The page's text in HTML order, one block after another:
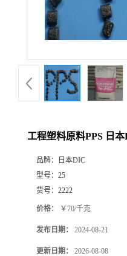
工程塑料原料PPS 日
品牌：
日本DIC
型号： 25
货号： 2222
价格： ￥70/千克
发布日期： 2024-08-21
更新日期： 2026-08-08